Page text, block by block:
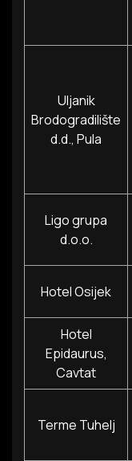
Uljanik
Brodogradilište
d.d., Pula
Ligo grupa
d.o.o.
Hotel Osijek
Hotel
Epidaurus,
Cavtat
Terme Tuhelj